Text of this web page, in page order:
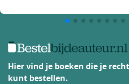
Hier vind je boeken die je
kunt bestellen.